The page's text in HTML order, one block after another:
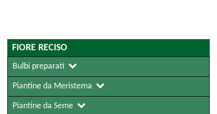
FIORE RECISO
Bulbi preparati
Piantine da Meristema
Piantine da Seme